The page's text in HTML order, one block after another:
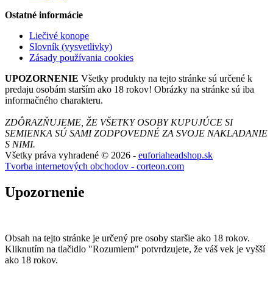
Ostatné informácie
Liečivé konope
Slovník (vysvetlivky)
Zásady používania cookies
UPOZORNENIE Všetky produkty na tejto stránke sú určené k
predaju osobám starším ako 18 rokov! Obrázky na stránke sú iba
informačného charakteru.
ZDÔRAZŇUJEME, ŽE VŠETKY OSOBY KUPUJÚCE SI
SEMIENKA SÚ SAMI ZODPOVEDNÉ ZA SVOJE NAKLADANIE
S NIMI.
Všetky práva vyhradené © 2026 - euforiaheadshop.sk
Tvorba internetových obchodov - corteon.com
Upozornenie
Obsah na tejto stránke je určený pre osoby staršie ako 18 rokov.
Kliknutím na tlačidlo "Rozumiem" potvrdzujete, že váš vek je vyšší
ako 18 rokov.